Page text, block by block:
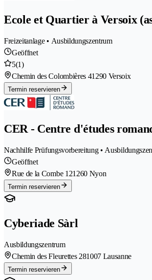
Ecole et Quartier à Versoix
Freizeitanlage • Ausbildungszentrum
Geöffnet
5(1)
Chemin des Colombières 41290 Versoix
Termin reservieren
CER - Centre d'études
Nachhilfe Prüfungsvorbereitung •
Geöffnet
Rue de la Combe 121260 Nyon
Termin reservieren
Cyberiade Sàrl
Ausbildungszentrum
Chemin des Fleurettes 281007 Lausanne
Termin reservieren